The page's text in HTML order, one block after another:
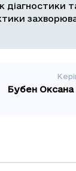
Бубен Оксана